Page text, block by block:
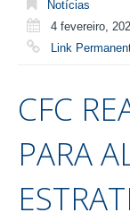
Notícias
4 fevereiro,
Link
CFC
PARA